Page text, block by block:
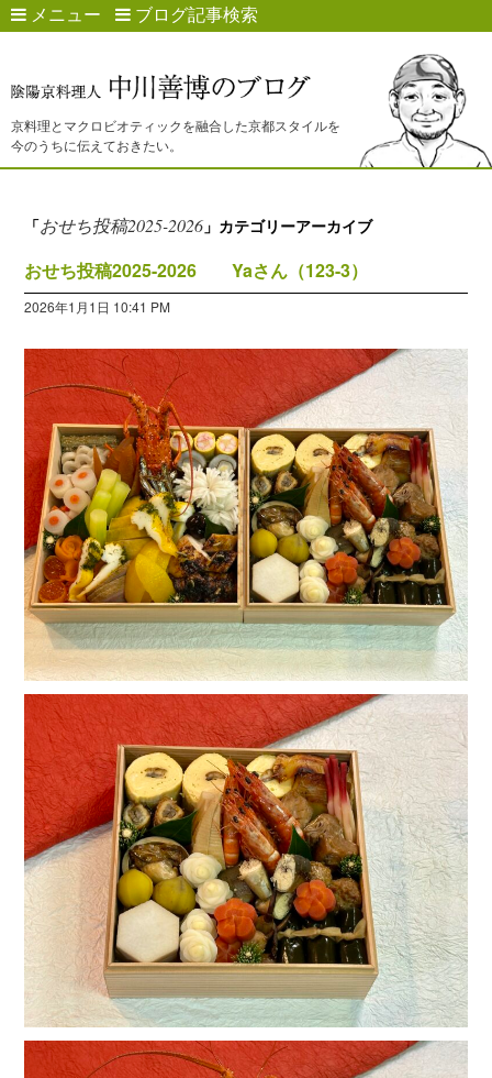
メニュー ブログ記事検索
京料理とマクロビオティックを融合した京都スタイルを
今のうちに伝えておきたい。
「おせち投稿2025-2026 」カテゴリーアーカイブ
おせち投稿2025-2026 Yaさん（123-3）
2026年1月1日 10:41 PM